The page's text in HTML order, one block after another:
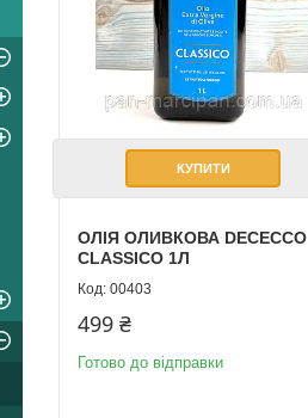
КУПИТИ
ОЛІЯ ОЛИВКОВА DECECCO
CLASSICO 1Л
00403
499 ₴
Готово до відправки